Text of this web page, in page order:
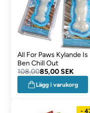
All For Paws Kylande Is
Ben Chill Out
108,0085,00 SEK
Lägg i varukorg
-